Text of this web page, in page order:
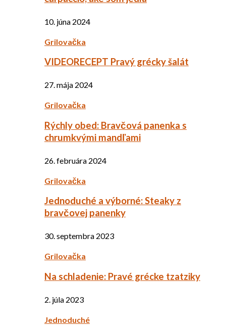
10. júna 2024
Grilovačka
VIDEORECEPT Pravý grécky šalát
27. mája 2024
Grilovačka
Rýchly obed: Bravčová panenka s
chrumkvými mandľami
26. februára 2024
Grilovačka
Jednoduché a výborné: Steaky z
bravčovej panenky
30. septembra 2023
Grilovačka
Na schladenie: Pravé grécke tzatziky
2. júla 2023
Jednoduché